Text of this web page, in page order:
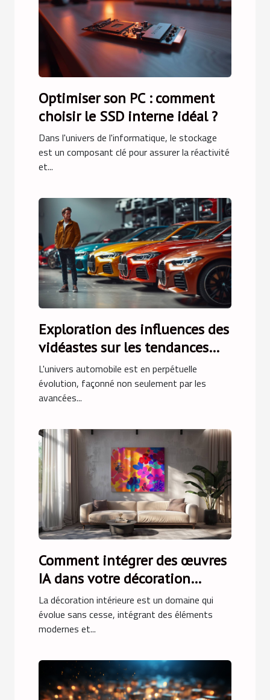
Optimiser son PC : comment
choisir le SSD interne idéal ?
Dans l'univers de l'informatique, le stockage
est un composant clé pour assurer la réactivité
et...
Exploration des influences des
vidéastes sur les tendances
automobiles
L'univers automobile est en perpétuelle
évolution, façonné non seulement par les
avancées...
Comment intégrer des œuvres
IA dans votre décoration
intérieure
La décoration intérieure est un domaine qui
évolue sans cesse, intégrant des éléments
modernes et...